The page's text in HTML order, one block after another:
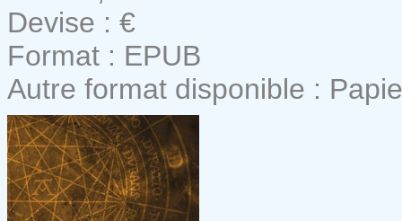
Devise : €
Format : EPUB
Autre format disponible :